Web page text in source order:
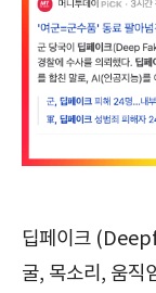
딥페이크
굴, 목소리, 움직